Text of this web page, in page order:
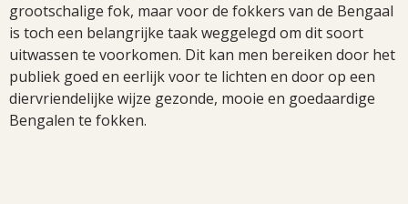
grootschalige fok, maar voor de fokkers van de Bengaal
is toch een belangrijke taak weggelegd om dit soort
uitwassen te voorkomen. Dit kan men bereiken door het
publiek goed en eerlijk voor te lichten en door op een
diervriendelijke wijze gezonde, mooie en goedaardige
Bengalen te fokken.